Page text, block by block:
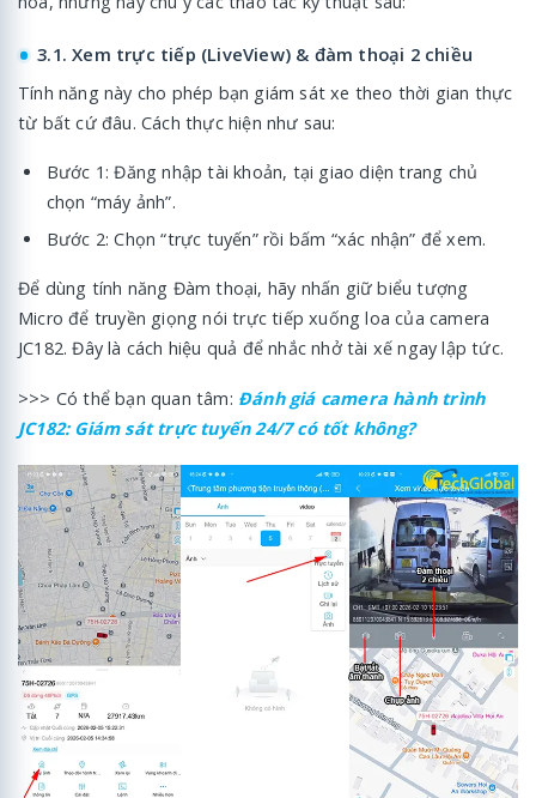
3.1. Xem trực tiếp (LiveView) & đàm thoại 2 chiều
Tính năng này cho phép bạn giám sát xe theo thời gian thực
từ bất cứ đâu. Cách thực hiện như sau:
Bước 1: Đăng nhập tài khoản, tại giao diện trang chủ
chọn “máy ảnh”.
Bước 2: Chọn “trực tuyến” rồi bấm “xác nhận” để xem.
Để dùng tính năng Đàm thoại, hãy nhấn giữ biểu tượng
Micro để truyền giọng nói trực tiếp xuống loa của camera
JC182. Đây là cách hiệu quả để nhắc nhở tài xế ngay lập tức.
>>> Có thể bạn quan tâm: Đánh giá camera hành trình
JC182: Giám sát trực tuyến 24/7 có tốt không?